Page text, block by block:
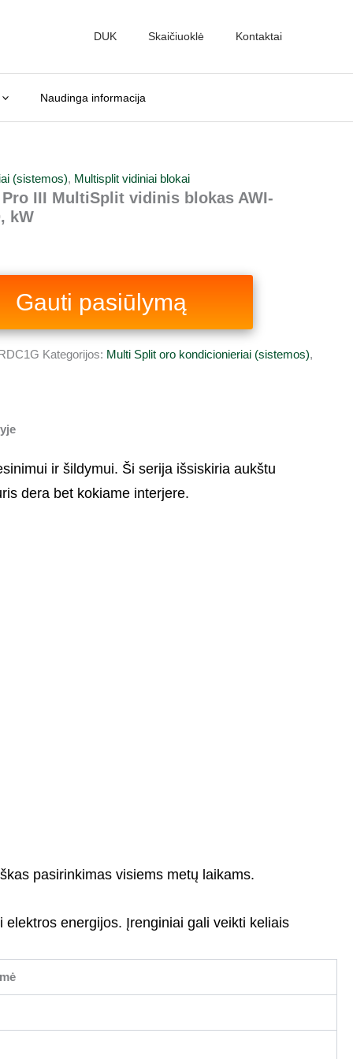
DUK Skaičiuoklė Kontaktai
Naudinga informacija
(sistemos), Multisplit vidiniai blokai
III MultiSplit vidinis blokas AWI-
kW
Gauti pasiūlymą
Kategorijos: Multi Split oro kondicionieriai (sistemos),
ir šildymui. Ši serija išsiskiria aukštu
dera bet kokiame interjere.
pasirinkimas visiems metų laikams.
energijos. Įrenginiai gali veikti keliais